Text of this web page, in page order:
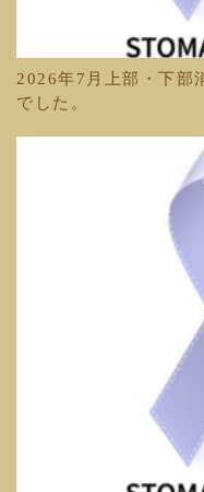
2026年7月上部・下部
でした。